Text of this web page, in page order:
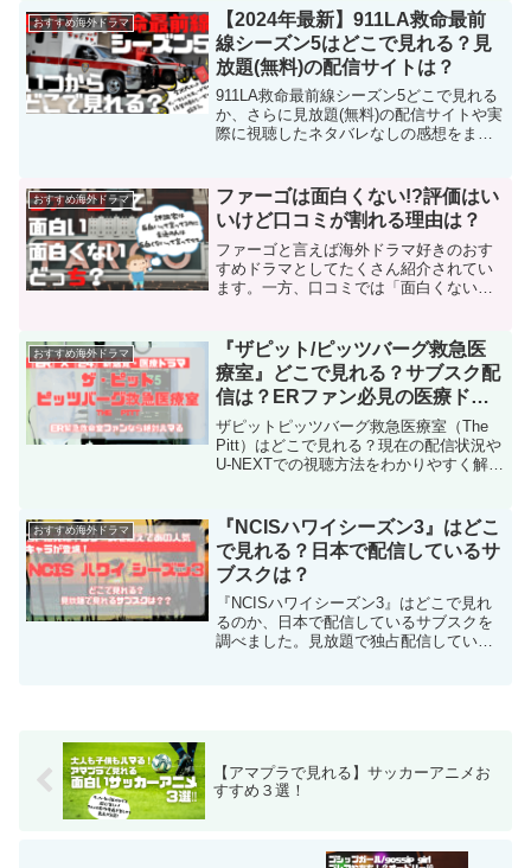
す。シーズン4で11歳になったシェルドン
が大学生になりましたが、シーズン5でも
様々な面白く愛らしいエピソードを披露
してくれますよ！
おすすめ海外ドラマ
【2024年最新】911LA救命最前
線シーズン5はどこで見れる？見
放題(無料)の配信サイトは？
911LA救命最前線シーズン5どこで見れる
か、さらに見放題(無料)の配信サイトや実
際に視聴したネタバレなしの感想をまと
出動するチームたちの連携の様子から事
件事故現場の様子まで描かれる、アメリ
カでも日本でも大人気の一度見たらやめ
られない中毒性の高いレスキュードラマ
です。
おすすめ海外ドラマ
ファーゴは面白くない!?評価はい
いけど口コミが割れる理由は？
ファーゴと言えば海外ドラマ好きのおす
すめドラマとしてたくさん紹介されてい
ます。一方、口コミでは「面白くない」
っている方の為に、実際に１話見た本音
の感想をまとめました。
おすすめ海外ドラマ
『ザピット/ピッツバーグ救急医
療室』どこで見れる？サブスク配
信は？ERファン必見の医療ドラ
マを徹底解説！
ザピットピッツバーグ救急医療室（The
Pitt）はどこで見れる？現在の配信状況や
U-NEXTでの視聴方法をわかりやすく解
視聴するか迷っている方は必見です。
おすすめ海外ドラマ
『NCISハワイシーズン3』はどこ
で見れる？日本で配信しているサ
ブスクは？
『NCISハワイシーズン3』はどこで見れ
るのか、日本で配信しているサブスクを
調べました。見放題で独占配信している
【アマプラで見れる】サッカーアニメお
すすめ３選！